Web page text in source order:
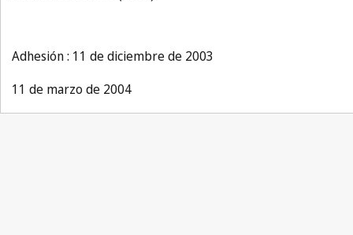
Adhesión : 11 de diciembre de 2003
11 de marzo de 2004